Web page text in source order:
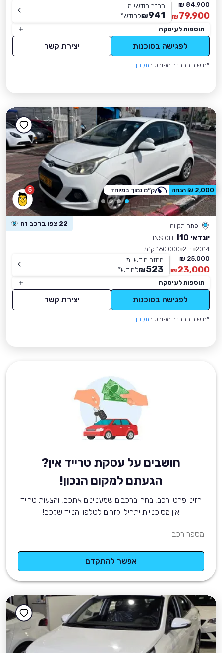
84,900 ₪
79,900
₪
החזר חודשי מ-
941
₪לחודש*
תוספות לעיסקה
לפגישה בסוכנות יצירת קשר
*חישוב ההחזר מפורט בתקנון
5
פתח תקווה 22 צפו ברכב זה
יונדאי I10
INSIGHT
2014 יד 2
160,000 ק״מ
25,000 ₪
23,000
₪
החזר חודשי מ-
523
₪לחודש*
תוספות לעיסקה
לפגישה בסוכנות יצירת קשר
*חישוב ההחזר מפורט בתקנון
2,000 ₪ הנחה ק״מ נמוך במיוחד
חושבים על עסקת טרייד אין?
הגעתם למקום הנכון!
הזינו פרטי רכב, בחרו ברכבים שמעניינים אתכם, והצעות טרייד
אין מסוכנויות יתחילו לזרום לטלפון הנייד שלכם!
מספר רכב
אפשר להתקדם